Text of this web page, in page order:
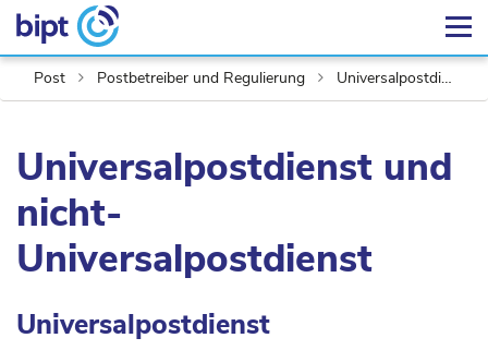
Post Postbetreiber und Regulierung Universalpostdienst
Universalpostdienst und
nicht-
Universalpostdienst
Universalpostdienst